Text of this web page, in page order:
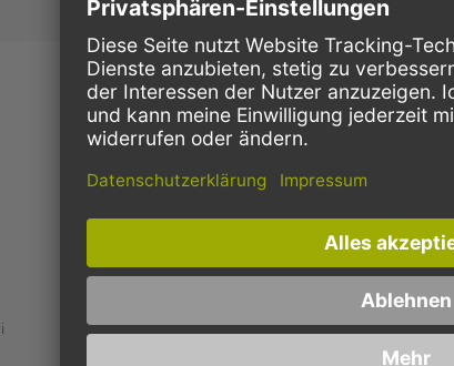
Bordeauxrot bis hin zu frühlingshaftem
Hellgrün.
Feine Tischwäsche von DUNI,
Tischkultur
Pack2go ist spezialisiert auf das große
uns günstige DUNI-Servietten und DUNI-